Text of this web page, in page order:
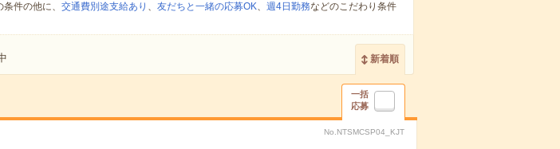
件の他に、 交通費別途支給あり 、 友だちと一緒の応募OK、 週4日勤務などのこだわり条件
新着順
一括
応募
No.NTSMCSP04_KJT